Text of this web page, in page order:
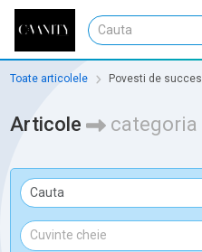
Toate articolele Povesti de succes
Articole categoria